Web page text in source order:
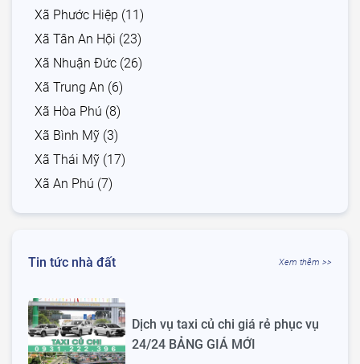
Xã Phước Hiệp (11)
Xã Tân An Hội (23)
Xã Nhuận Đức (26)
Xã Trung An (6)
Xã Hòa Phú (8)
Xã Bình Mỹ (3)
Xã Thái Mỹ (17)
Xã An Phú (7)
Tin tức nhà đất Xem thêm >>
Dịch vụ taxi củ chi giá rẻ phục vụ
24/24 BẢNG GIÁ MỚI